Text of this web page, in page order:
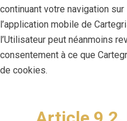
continuant votre navigation
l’application mobile de
l’Utilisateur peut néanmoins
consentement à ce que
de cookies.